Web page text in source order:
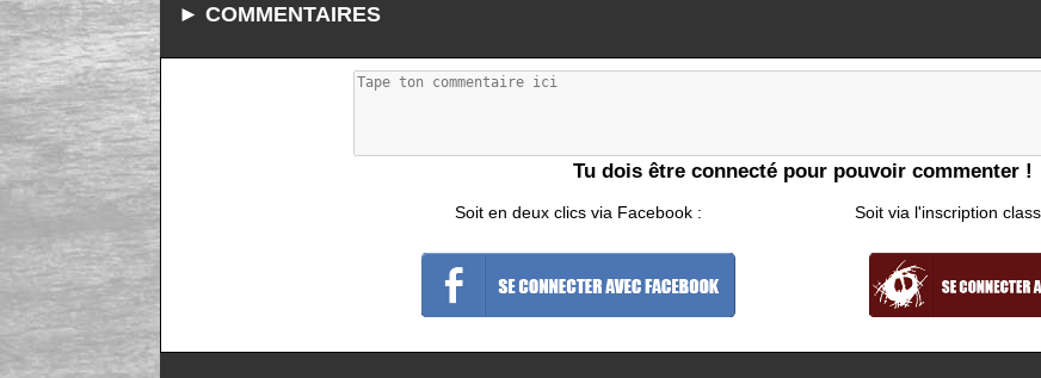
► COMMENTAIRES
Tu dois être connecté pour pouvoir commenter !
Soit en deux clics via Facebook : Soit via l'inscription